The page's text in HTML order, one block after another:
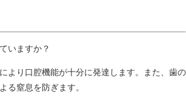
いますか？
より口腔機能が十分に発達します。また、歯の
る窒息を防ぎます。